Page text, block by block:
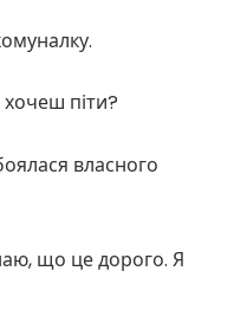
піти?
власного
що це дорого. Я